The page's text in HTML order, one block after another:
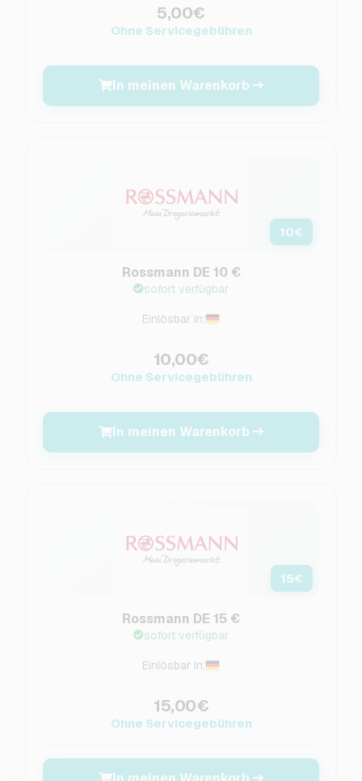
5,00€
Ohne Servicegebühren
In meinen Warenkorb
10€
Rossmann DE 10 €
sofort verfügbar
Einlösbar in:
10,00€
Ohne Servicegebühren
In meinen Warenkorb
15€
Rossmann DE 15 €
sofort verfügbar
Einlösbar in:
15,00€
Ohne Servicegebühren